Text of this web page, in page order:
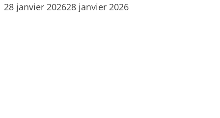
28 janvier 202628 janvier 2026